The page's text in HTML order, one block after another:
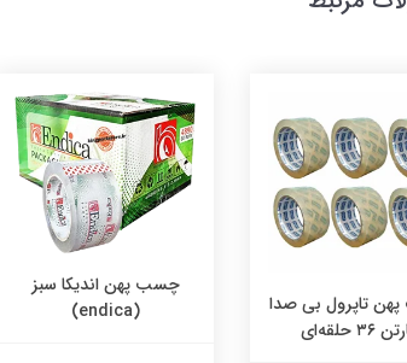
تاپرول بی صدا
۳۶ حلقه‌ای
چسب پهن اندیکا سبز
(endica)